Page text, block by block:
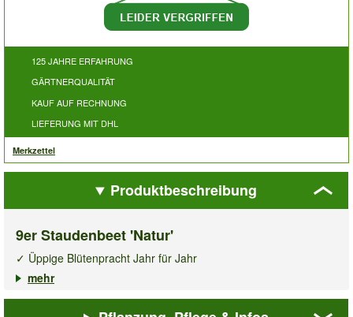
125 JAHRE ERFAHRUNG
GÄRTNERQUALITÄT
KAUF AUF RECHNUNG
LIEFERUNG MIT DHL
Merkzettel
Produktbeschreibung
9er Staudenbeet 'Natur'
✓ Üppige Blütenpracht Jahr für Jahr
✓ Harmonisches Farbenspiel im Beet
mehr